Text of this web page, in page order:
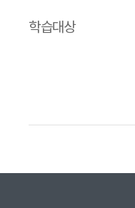
학습대상